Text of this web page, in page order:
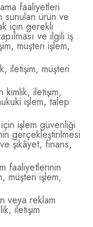
faaliyetleri
sunulan ürün ve
için gerekli
ve ilgili iş
müşteri işlem,
iletişim, müşteri
kimlik, iletişim,
işlem, talep
işlem güvenliği
gerçekleştirilmesi
şikâyet, finans,
faaliyetlerinin
müşteri işlem,
veya reklam
iletişim